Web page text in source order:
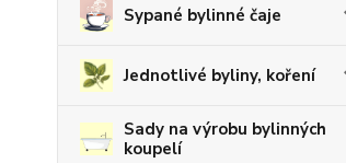
Sypané bylinné čaje
Jednotlivé byliny, koření
Sady na výrobu bylinných
koupelí